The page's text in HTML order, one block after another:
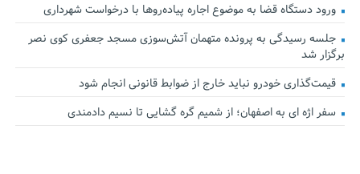
ورود دستگاه قضا به موضوع اجاره پیاده‌روها با درخواست شهرداری
جلسه رسیدگی به پرونده متهمان آتش‌سوزی مسجد جعفری کوی نصر
برگزار شد
قیمت‌گذاری خودرو نباید خارج از ضوابط قانونی انجام شود
سفر اژه ای به اصفهان؛ از شمیم گره گشایی تا نسیم دادمندی